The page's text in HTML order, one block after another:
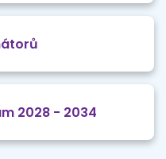
2028 - 2034